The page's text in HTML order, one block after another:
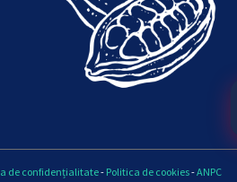
de confidențialitate- Politica de cookies-ANPC